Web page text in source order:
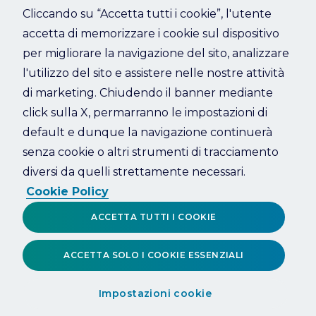
Refresh
Cliccando su “Accetta tutti i cookie”, l'utente
accetta di memorizzare i cookie sul dispositivo
per migliorare la navigazione del sito, analizzare
l'utilizzo del sito e assistere nelle nostre attività
di marketing. Chiudendo il banner mediante
click sulla X, permarranno le impostazioni di
default e dunque la navigazione continuerà
senza cookie o altri strumenti di tracciamento
diversi da quelli strettamente necessari.
Cookie Policy
Impostazioni cookie
ACCETTA SOLO I COOKIE ESSENZIALI
ACCETTA TUTTI I COOKIE